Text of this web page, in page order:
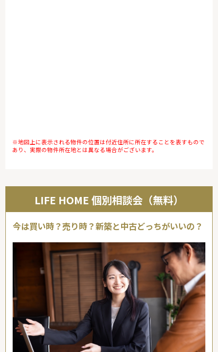
※地図上に表示される物件の位置は付近住所に所在することを表すもので
あり、実際の物件所在地とは異なる場合がございます。
LIFE HOME 個別相談会（無料）
今は買い時？売り時？新築と中古どっちがいいの？